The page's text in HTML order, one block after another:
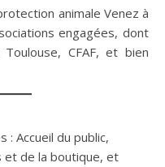
animale Venez à
engagées, dont
CFAF, et bien
Accueil du public,
de la boutique, et